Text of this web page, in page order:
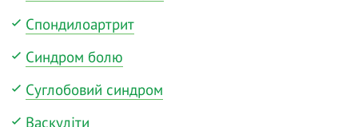
Спондилоартрит
Синдром болю
Суглобовий синдром
Васкуліти